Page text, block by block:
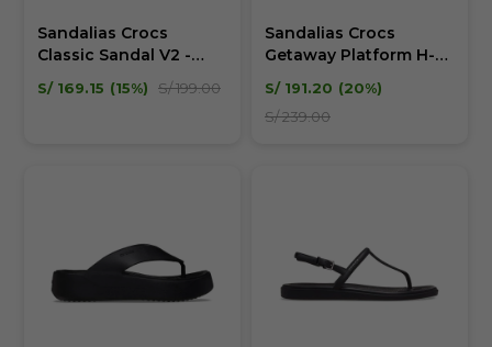
Sandalias Crocs
Classic Sandal V2 -
Unisex
S/ 169.15 15 S/199.00
Sandalias Crocs
Getaway Platform H-
Strap W Mujer
S/ 191.20
20
S/239.00